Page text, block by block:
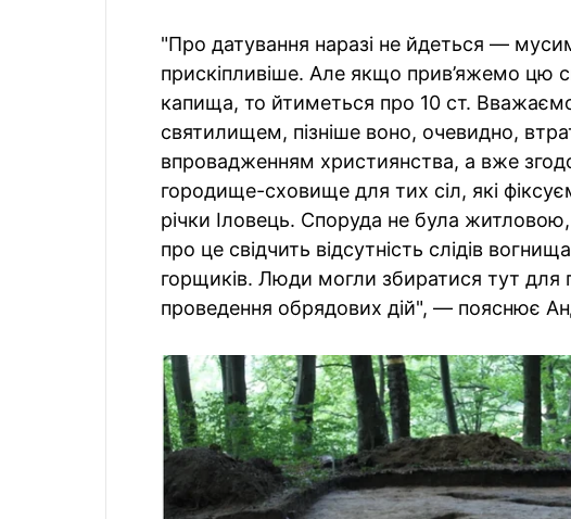
"Про датування наразі не йдеться —
прискіпливіше. Але якщо прив’яжемо цю
капища, то йтиметься про 10 ст.
святилищем, пізніше воно, очевидно,
впровадженням християнства, а вже
городище-сховище для тих сіл, які
річки Іловець. Споруда не була
про це свідчить відсутність слідів
горщиків. Люди могли збиратися тут для
проведення обрядових дій", — пояснює